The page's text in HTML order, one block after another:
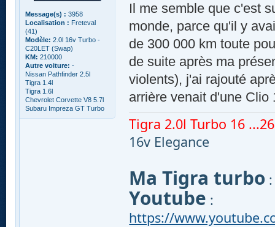
Message(s) : 3958
Localisation : Freteval
(41)
Modèle: 2.0l 16v Turbo -
C20LET (Swap)
KM: 210000
Autre voiture: -
Nissan Pathfinder 2.5l
Tigra 1.4l
Tigra 1.6l
Chevrolet Corvette V8 5.7l
Subaru Impreza GT Turbo
Il me semble que c'est
monde, parce qu'il y
de 300 000 km toute
de suite après ma
violents), j'ai rajouté
arrière venait d'une
Tigra 2.0l Turbo 16
16v Elegance
Ma Tigra turbo
Youtube :
https://